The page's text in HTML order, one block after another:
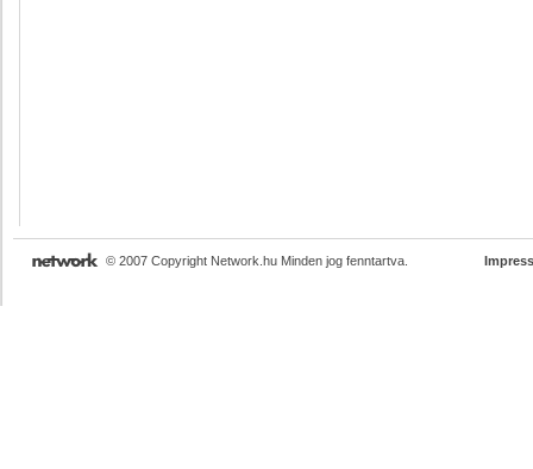
© 2007 Copyright Network.hu Minden jog fenntartva.